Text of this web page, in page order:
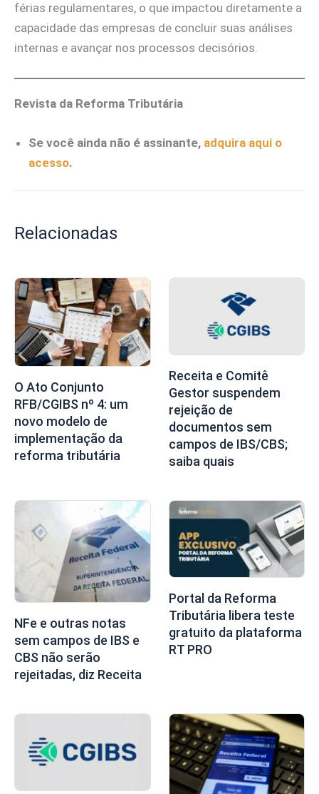
férias regulamentares, o que impactou diretamente a
capacidade das empresas de concluir suas análises
internas e avançar nos processos decisórios.
Revista da Reforma Tributária
Se você ainda não é assinante, adquira aqui o
acesso.
Relacionadas
O Ato Conjunto
RFB/CGIBS nº 4: um
novo modelo de
implementação da
reforma tributária
Receita e Comitê
Gestor suspendem
rejeição de
documentos sem
campos de IBS/CBS;
saiba quais
NFe e outras notas
sem campos de IBS e
CBS não serão
rejeitadas, diz Receita
Portal da Reforma
Tributária libera teste
gratuito da plataforma
RT PRO